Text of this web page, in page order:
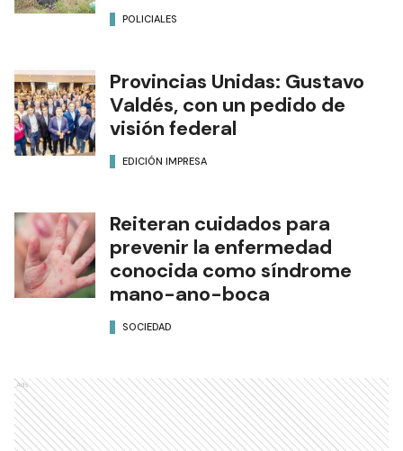
POLICIALES
Provincias Unidas: Gustavo
Valdés, con un pedido de
visión federal
EDICIÓN IMPRESA
Reiteran cuidados para
prevenir la enfermedad
conocida como síndrome
mano-ano-boca
SOCIEDAD
Ads